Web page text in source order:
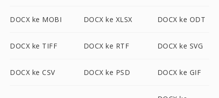
DOCX ke MOBI DOCX ke XLSX DOCX ke ODT
DOCX ke TIFF DOCX ke RTF DOCX ke SVG
DOCX ke CSV DOCX ke PSD DOCX ke GIF